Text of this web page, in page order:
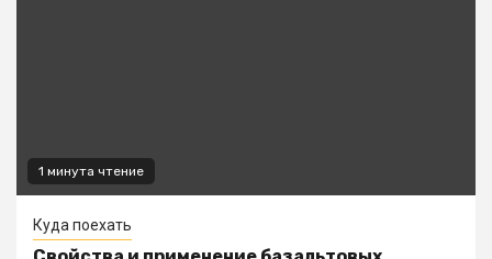
1 минута чтение
Куда поехать